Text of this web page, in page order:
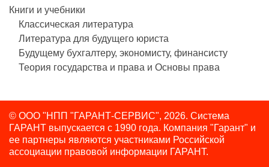
Книги и учебники
Классическая литература
Литература для будущего юриста
Будущему бухгалтеру, экономисту, финансисту
Теория государства и права и Основы права
© ООО "НПП "ГАРАНТ-СЕРВИС", 2026. Система
ГАРАНТ выпускается с 1990 года. Компания "Гарант" и
ее партнеры являются участниками Российской
ассоциации правовой информации ГАРАНТ.